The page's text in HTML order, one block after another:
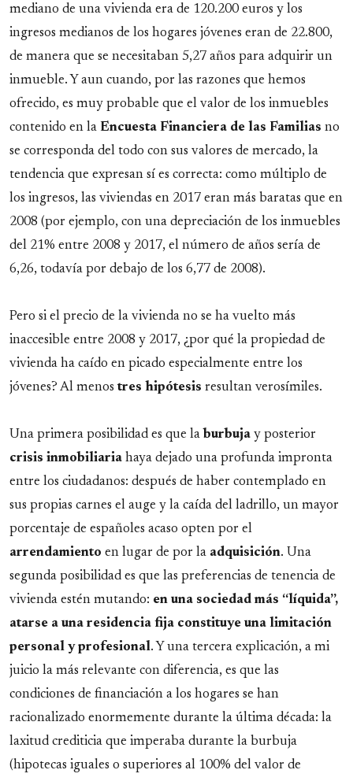
mediano de una vivienda era de 120.200 euros y los
ingresos medianos de los hogares jóvenes eran de 22.800,
de manera que se necesitaban 5,27 años para adquirir un
inmueble. Y aun cuando, por las razones que hemos
ofrecido, es muy probable que el valor de los inmuebles
contenido en la Encuesta Financiera de las Familias no
se corresponda del todo con sus valores de mercado, la
tendencia que expresan sí es correcta: como múltiplo de
los ingresos, las viviendas en 2017 eran más baratas que en
2008 (por ejemplo, con una depreciación de los inmuebles
del 21% entre 2008 y 2017, el número de años sería de
6,26, todavía por debajo de los 6,77 de 2008).
Pero si el precio de la vivienda no se ha vuelto más
inaccesible entre 2008 y 2017, ¿por qué la propiedad de
vivienda ha caído en picado especialmente entre los
jóvenes? Al menos tres hipótesis resultan verosímiles.
Una primera posibilidad es que la burbuja y posterior
crisis inmobiliaria haya dejado una profunda impronta
entre los ciudadanos: después de haber contemplado en
sus propias carnes el auge y la caída del ladrillo, un mayor
porcentaje de españoles acaso opten por el
arrendamiento en lugar de por la adquisición. Una
segunda posibilidad es que las preferencias de tenencia de
vivienda estén mutando: en una sociedad más “líquida”,
atarse a una residencia fija constituye una limitación
personal y profesional. Y una tercera explicación, a mi
juicio la más relevante con diferencia, es que las
condiciones de financiación a los hogares se han
racionalizado enormemente durante la última década: la
laxitud crediticia que imperaba durante la burbuja
(hipotecas iguales o superiores al 100% del valor de